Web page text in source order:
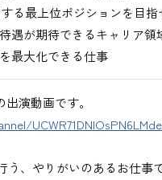
る最上位ポジションを目指
遇が期待できるキャリア領
最大化できる仕事
演動画です。
、やりがいのあるお仕事で